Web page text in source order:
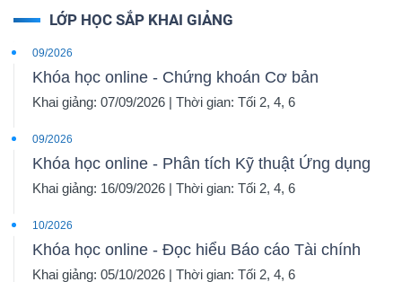
LỚP HỌC SẮP KHAI GIẢNG
09/2026
Khóa học online - Chứng khoán Cơ bản
Khai giảng: 07/09/2026 | Thời gian: Tối 2, 4, 6
09/2026
Khóa học online - Phân tích Kỹ thuật Ứng dụng
Khai giảng: 16/09/2026 | Thời gian: Tối 2, 4, 6
10/2026
Khóa học online - Đọc hiểu Báo cáo Tài chính
Khai giảng: 05/10/2026 | Thời gian: Tối 2, 4, 6